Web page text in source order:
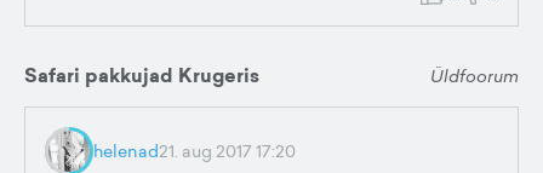
Safari pakkujad Krugeris Üldfoorum
helenad21. aug 2017 17:20